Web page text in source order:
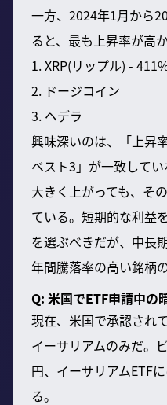
一方、2024年1月から
ると、最も上昇率が高
1. XRP(リップル) -
2. ドージコイン
3. ヘデラ
興味深いのは、「上昇
ベスト3」が一致して
大きく上がっても、そ
ている。短期的な利益
を選ぶべきだが、中長
年間騰落率の高い銘柄
Q: 米国でETF申請中の
現在、米国で承認され
イーサリアムのみだ。
円、イーサリアムETF
る。